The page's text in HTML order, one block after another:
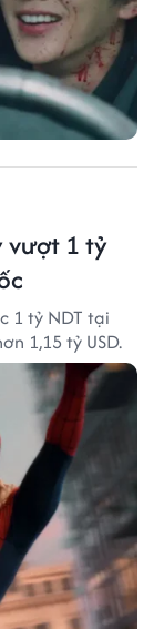
vượt 1 tỷ
1 tỷ NDT tại
1,15 tỷ USD.